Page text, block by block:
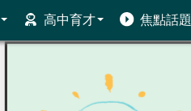
高中育才 焦點話題